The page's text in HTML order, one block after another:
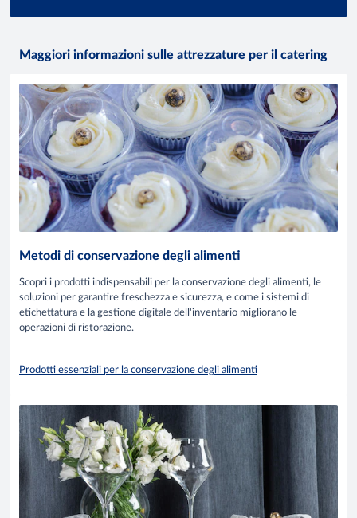
Maggiori informazioni sulle attrezzature per il catering
Metodi di conservazione degli alimenti
Scopri i prodotti indispensabili per la conservazione degli alimenti, le
soluzioni per garantire freschezza e sicurezza, e come i sistemi di
etichettatura e la gestione digitale dell'inventario migliorano le
operazioni di ristorazione.
Prodotti essenziali per la conservazione degli alimenti